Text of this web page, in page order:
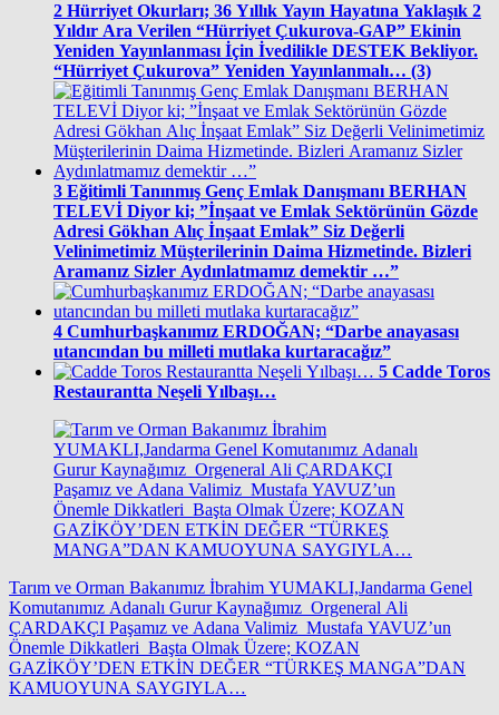
2 Hürriyet Okurları; 36 Yıllık Yayın Hayatına Yaklaşık 2
Yıldır Ara Verilen “Hürriyet Çukurova-GAP” Ekinin
Yeniden Yayınlanması İçin İvedilikle DESTEK Bekliyor.
“Hürriyet Çukurova” Yeniden Yayınlanmalı… (3)
3 Eğitimli Tanınmış Genç Emlak Danışmanı BERHAN
TELEVİ Diyor ki; ”İnşaat ve Emlak Sektörünün Gözde
Adresi Gökhan Alıç İnşaat Emlak” Siz Değerli
Velinimetimiz Müşterilerinin Daima Hizmetinde. Bizleri
Aramanız Sizler Aydınlatmamız demektir …”
4 Cumhurbaşkanımız ERDOĞAN; “Darbe anayasası
utancından bu milleti mutlaka kurtaracağız”
5 Cadde Toros
Restaurantta Neşeli Yılbaşı…
Tarım ve Orman Bakanımız İbrahim YUMAKLI,Jandarma Genel
Komutanımız Adanalı Gurur Kaynağımız Orgeneral Ali
ÇARDAKÇI Paşamız ve Adana Valimiz Mustafa YAVUZ’un
Önemle Dikkatleri Başta Olmak Üzere; KOZAN
GAZİKÖY’DEN ETKİN DEĞER “TÜRKEŞ MANGA”DAN
KAMUOYUNA SAYGIYLA…